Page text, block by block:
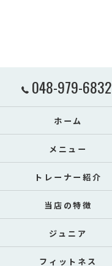
048-979-6832
ホーム
メニュー
トレーナー紹介
当店の特徴
ジュニア
フィットネス